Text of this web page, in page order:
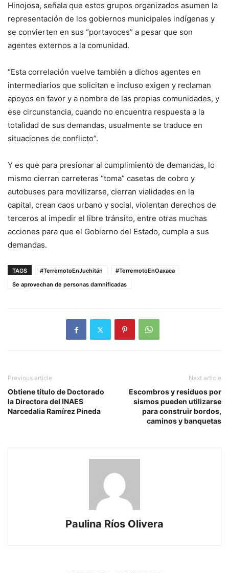
Hinojosa, señala que estos grupos organizados asumen la
representación de los gobiernos municipales indígenas y
se convierten en sus “portavoces” a pesar que son
agentes externos a la comunidad.
“Esta correlación vuelve también a dichos agentes en
intermediarios que solicitan e incluso exigen y reclaman
apoyos en favor y a nombre de las propias comunidades, y
ese circunstancia, cuando no encuentra respuesta a la
totalidad de sus demandas, usualmente se traduce en
situaciones de conflicto”.
Y es que para presionar al cumplimiento de demandas, lo
mismo cierran carreteras “toma” casetas de cobro y
autobuses para movilizarse, cierran vialidades en la
capital, crean caos urbano y social, violentan derechos de
terceros al impedir el libre tránsito, entre otras muchas
acciones para que el Gobierno del Estado, cumpla a sus
demandas.
TAGS #TerremotoEnJuchitán
#TerremotoEnOaxaca
Se aprovechan de personas damnificadas
Previous article
Obtiene título de Doctorado
la Directora del INAES
Narcedalia Ramírez Pineda
Next article
Escombros y residuos por
sismos pueden utilizarse
para construir bordos,
caminos y banquetas
Paulina Ríos Olivera